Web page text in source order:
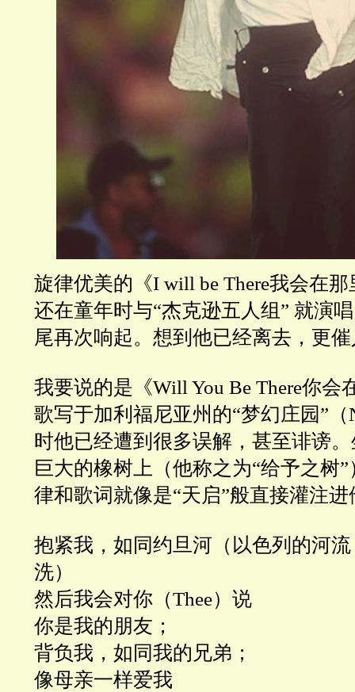
旋律优美的《I will be There我会在
还在童年时与“杰克逊五人组” 就演
尾再次响起。想到他已经离去，更
我要说的是《Will You Be There你会
歌写于加利福尼亚州的“梦幻庄园”（
时他已经遭到很多误解，甚至诽谤
巨大的橡树上（他称之为“给予之树
律和歌词就像是“天启”般直接灌注
抱紧我，如同约旦河（以色列的河
洗）
然后我会对你（Thee）说
你是我的朋友；
背负我，如同我的兄弟；
像母亲一样爱我